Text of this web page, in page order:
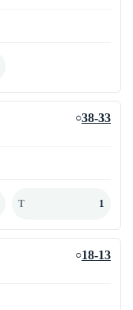
○38-33
T 1
○18-13